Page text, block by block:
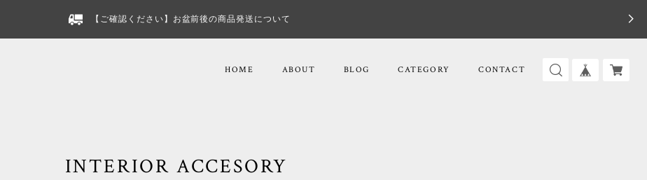
【ご確認ください】お盆前後の商品発送について
HOME ABOUT BLOG CATEGORY CONTACT
INTERIOR ACCESORY